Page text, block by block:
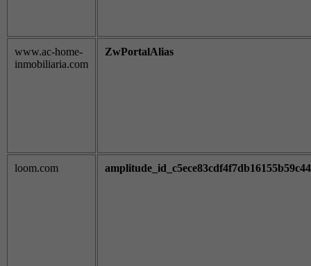
www.ac-home-
inmobiliaria.com
ZwPortalAlias
loom.com